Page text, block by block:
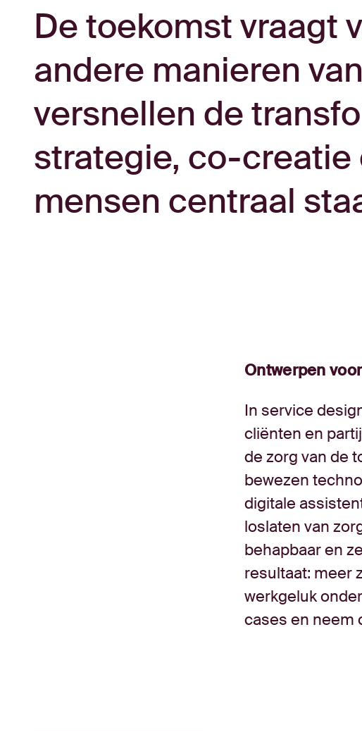
De toekomst vraagt
andere manieren
versnellen de
strategie, co-
mensen centraal
Ontwerpen
In service
cliënten en
de zorg van de
bewezen
digitale
loslaten van
behapbaar en
resultaat: meer
werkgeluk
cases en neem